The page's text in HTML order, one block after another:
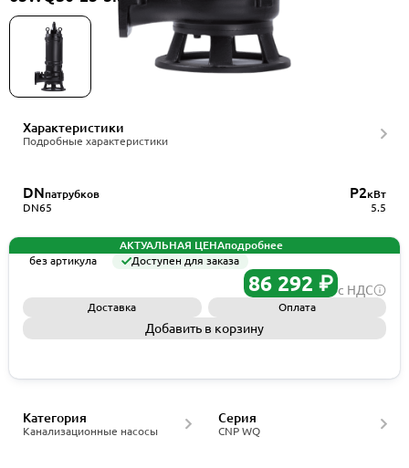
Характеристики
Подробные характеристики
DNпатрубков
DN65
P2кВт
5.5
АКТУАЛЬНАЯ ЦЕНАподробнее
без артикула
Доступен для заказа
86 292 ₽ с НДС
Доставка Оплата
Добавить в корзину
Канализационные насосы
Категория
CNP WQ
Серия